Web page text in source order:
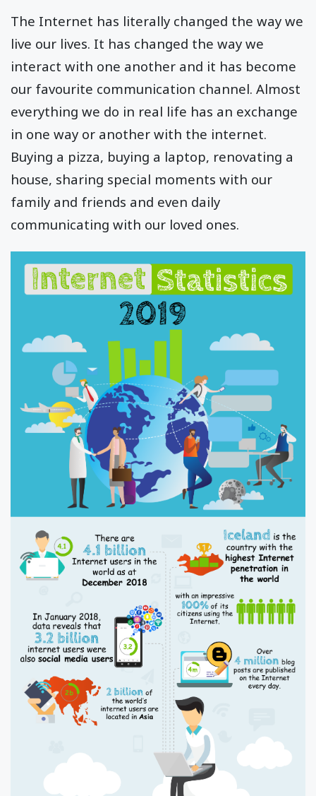
The Internet has literally changed the way we
live our lives. It has changed the way we
interact with one another and it has become
our favourite communication channel. Almost
everything we do in real life has an exchange
in one way or another with the internet.
Buying a pizza, buying a laptop, renovating a
house, sharing special moments with our
family and friends and even daily
communicating with our loved ones.